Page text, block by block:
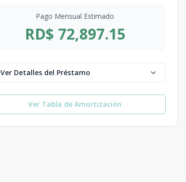
Pago Mensual Estimado
RD$ 72,897.15
Ver Detalles del Préstamo
Ver Tabla de Amortización